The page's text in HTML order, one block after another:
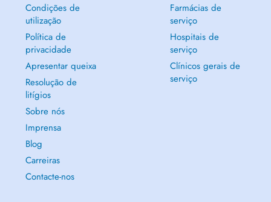
Condições de
utilização
Política de
privacidade
Apresentar queixa
Resolução de
litígios
Sobre nós
Imprensa
Blog
Carreiras
Contacte-nos
Farmácias de
serviço
Hospitais de
serviço
Clínicos gerais de
serviço